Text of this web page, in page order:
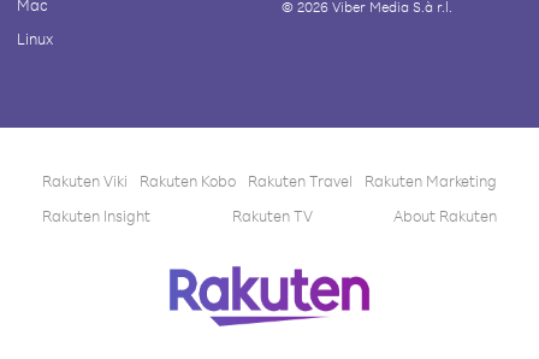
Mac
Linux
© 2026Viber Media S.à r.l.
Rakuten Viki Rakuten Kobo Rakuten Travel
Rakuten Marketing
Rakuten Insight
Rakuten TV About Rakuten